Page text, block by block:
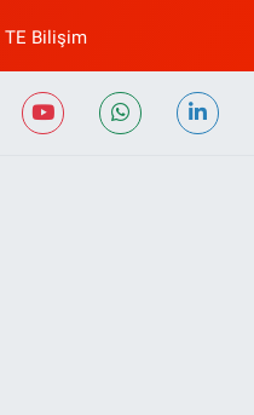
TE Bilişim